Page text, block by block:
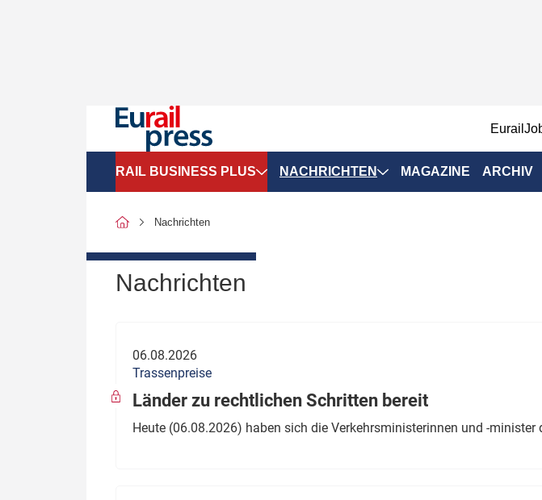
RAIL BUSINESS PLUS
SPNV-Marktdaten
Politik
wen?
NACHRICHTEN MAGAZINE ARCHIV
Nachrichten
Nachrichten
06.08.2026
Trassenpreise
Länder zu rechtlichen Schritten bereit
Heute (06.08.2026) haben sich die Verkehrsministerinnen und -